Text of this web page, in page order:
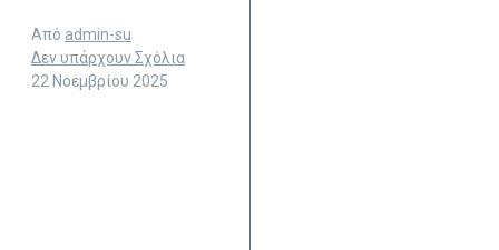
Από admin-su
Δεν υπάρχουν Σχόλια
22 Νοεμβρίου 2025